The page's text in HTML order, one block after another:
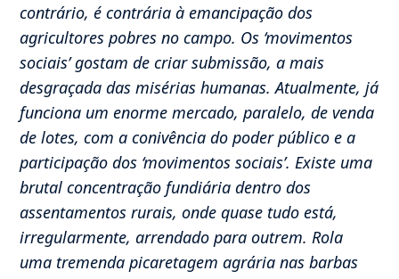
contrário, é contrária à emancipação dos
agricultores pobres no campo. Os ‘movimentos
sociais’ gostam de criar submissão, a mais
desgraçada das misérias humanas. Atualmente, já
funciona um enorme mercado, paralelo, de venda
de lotes, com a conivência do poder público e a
participação dos ‘movimentos sociais’. Existe uma
brutal concentração fundiária dentro dos
assentamentos rurais, onde quase tudo está,
irregularmente, arrendado para outrem. Rola
uma tremenda picaretagem agrária nas barbas